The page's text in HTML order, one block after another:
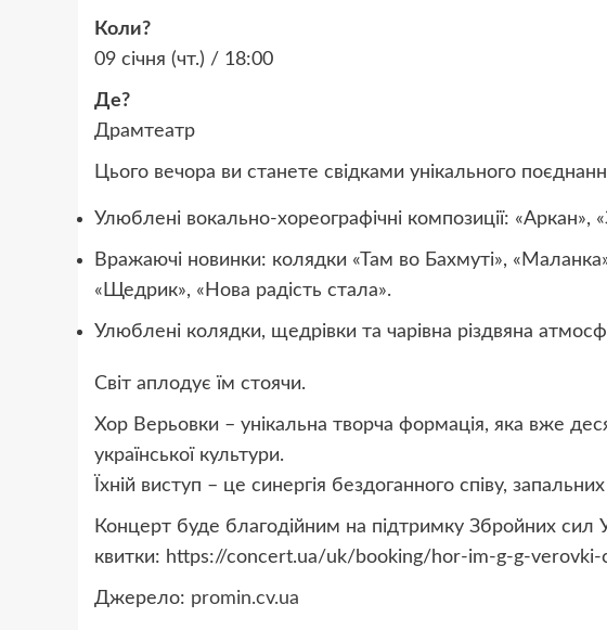
Коли?
09 січня (чт.) / 18:00
Де?
Драмтеатр
Цього вечора ви станете свідками унікального
Улюблені вокально-хореографічні композиції: «Аркан»,
Вражаючі новинки: колядки «Там во Бахмуті»,
«Щедрик», «Нова радість стала».
Улюблені колядки, щедрівки та чарівна різдвяна
Світ аплодує їм стоячи.
Хор Верьовки – унікальна творча формація, яка вже
української культури.
Їхній виступ – це синергія бездоганного співу,
Концерт буде благодійним на підтримку Збройних сил
квитки: https://concert.ua/uk/booking/hor-im-g-g-
Джерело: promin.cv.ua